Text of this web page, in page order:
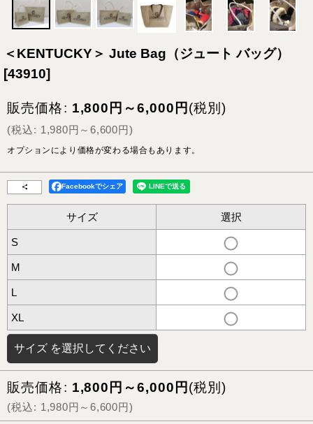
＜KENTUCKY＞ Jute Bag（ジュート バッグ）
[43910]
販売価格: 1,800 円 ～6,000 円 (税別)
(税込: 1,980円 ～6,600円)
オプションにより価格が変わる場合もあります。
Facebookでシェア
サイズ 選択
S
M
L
XL
サイズ を選択してください
販売価格: 1,800 円 ～6,000 円 (税別)
(税込: 1,980円 ～6,600円)